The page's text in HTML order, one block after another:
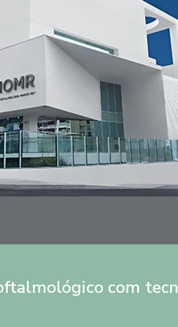
com